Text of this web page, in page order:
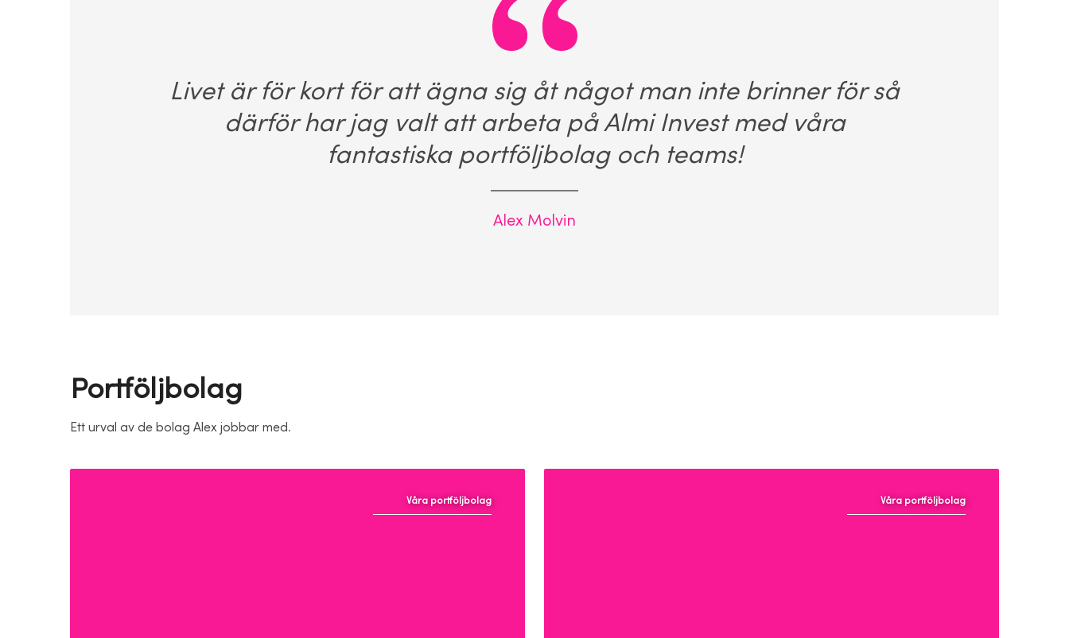
Livet är för kort för att ägna sig åt något man inte brinner för så
därför har jag valt att arbeta på Almi Invest med våra
fantastiska portföljbolag och teams!
Alex Molvin
Portföljbolag
Ett urval av de bolag Alex jobbar med.
Våra portföljbolag Våra portföljbolag